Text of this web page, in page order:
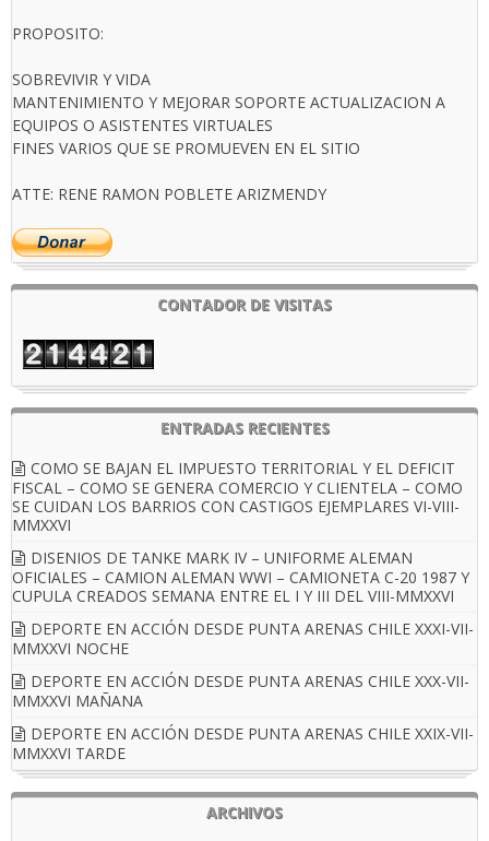
PROPOSITO:
SOBREVIVIR Y VIDA
MANTENIMIENTO Y MEJORAR SOPORTE ACTUALIZACION A
EQUIPOS O ASISTENTES VIRTUALES
FINES VARIOS QUE SE PROMUEVEN EN EL SITIO
ATTE: RENE RAMON POBLETE ARIZMENDY
CONTADOR DE VISITAS
ENTRADAS RECIENTES
COMO SE BAJAN EL IMPUESTO TERRITORIAL Y EL DEFICIT
FISCAL – COMO SE GENERA COMERCIO Y CLIENTELA – COMO
SE CUIDAN LOS BARRIOS CON CASTIGOS EJEMPLARES VI-VIII-
MMXXVI
DISENIOS DE TANKE MARK IV – UNIFORME ALEMAN
OFICIALES – CAMION ALEMAN WWI – CAMIONETA C-20 1987 Y
CUPULA CREADOS SEMANA ENTRE EL I Y III DEL VIII-MMXXVI
DEPORTE EN ACCIÓN DESDE PUNTA ARENAS CHILE XXXI-VII-
MMXXVI NOCHE
DEPORTE EN ACCIÓN DESDE PUNTA ARENAS CHILE XXX-VII-
MMXXVI MAÑANA
DEPORTE EN ACCIÓN DESDE PUNTA ARENAS CHILE XXIX-VII-
MMXXVI TARDE
ARCHIVOS